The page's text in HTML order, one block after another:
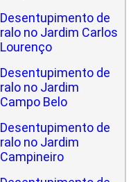
Desentupimento de
ralo no Jardim Carlos
Lourenço
Desentupimento de
ralo no Jardim
Campo Belo
Desentupimento de
ralo no Jardim
Campineiro